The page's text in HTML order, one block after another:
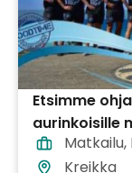
Etsimme
aurinkoisille
Kreikkaa
Matkailu,
Kreikka